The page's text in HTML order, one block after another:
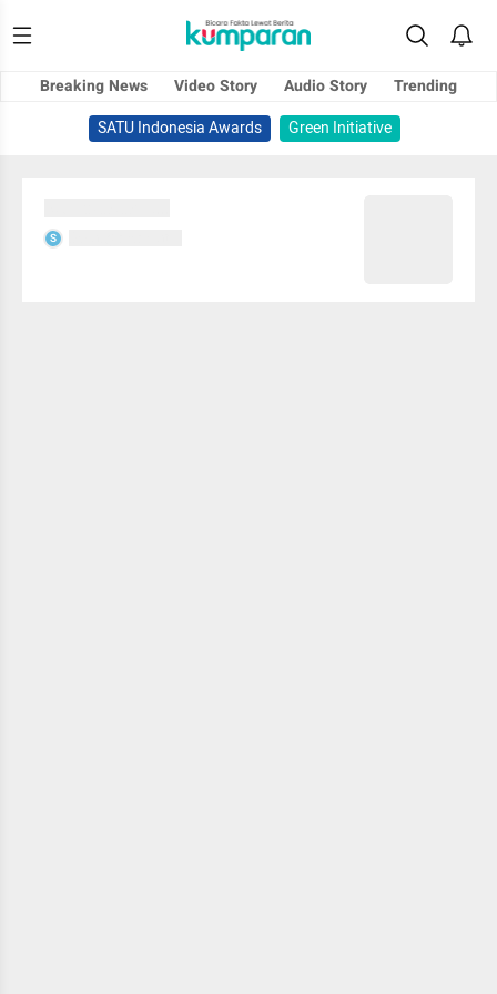
Breaking News Video Story Audio Story
Trending
SATU Indonesia Awards
Green Initiative
S